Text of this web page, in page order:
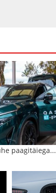
paagitäiega...